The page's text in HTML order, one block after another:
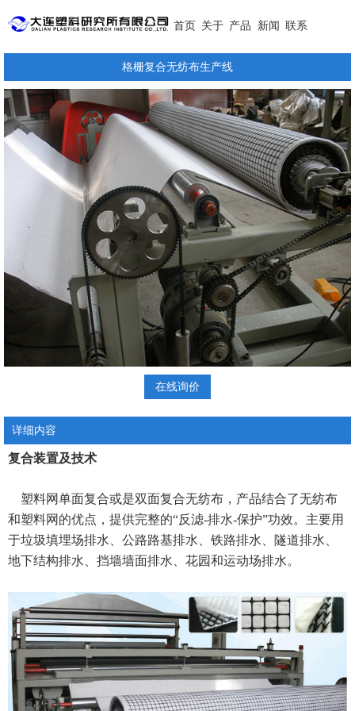
首页 关于 产品 新闻 联系
格栅复合无纺布生产线
在线询价
详细内容
复合装置及技术
塑料网单面复合或是双面复合无纺布，产品结合了无纺布
和塑料网的优点，提供完整的“反滤-排水-保护”功效。主要用
于垃圾填埋场排水、公路路基排水、铁路排水、隧道排水、
地下结构排水、挡墙墙面排水、花园和运动场排水。